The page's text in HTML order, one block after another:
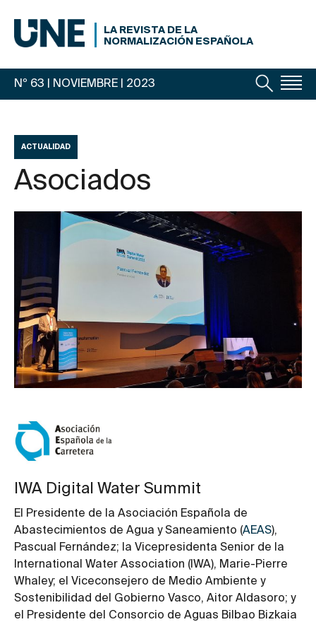
LA REVISTA DE LA
NORMALIZACIÓN ESPAÑOLA
Nº 63 | NOVIEMBRE | 2023
ACTUALIDAD
Asociados
IWA Digital Water Summit
El Presidente de la Asociación Española de
Abastecimientos de Agua y Saneamiento (AEAS),
Pascual Fernández; la Vicepresidenta Senior de la
International Water Association (IWA), Marie-Pierre
Whaley; el Viceconsejero de Medio Ambiente y
Sostenibilidad del Gobierno Vasco, Aitor Aldasoro; y
el Presidente del Consorcio de Aguas Bilbao Bizkaia